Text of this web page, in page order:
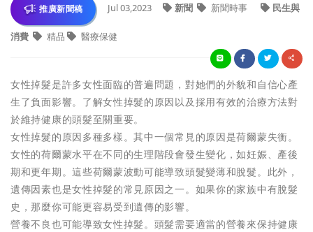
推廣新聞稿 Jul 03,2023 新聞 新聞時事 民生與
消費 精品 醫療保健
女性掉髮是許多女性面臨的普遍問題，對她們的外貌和自信心產
生了負面影響。了解女性掉髮的原因以及採用有效的治療方法對
於維持健康的頭髮至關重要。
女性掉髮的原因多種多樣。其中一個常見的原因是荷爾蒙失衡。
女性的荷爾蒙水平在不同的生理階段會發生變化，如妊娠、產後
期和更年期。這些荷爾蒙波動可能導致頭髮變薄和脫髮。此外，
遺傳因素也是女性掉髮的常見原因之一。如果你的家族中有脫髮
史，那麼你可能更容易受到遺傳的影響。
營養不良也可能導致女性掉髮。頭髮需要適當的營養來保持健康